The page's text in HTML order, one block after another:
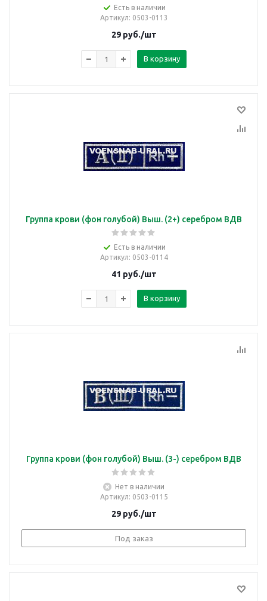
Есть в наличии
Артикул: 0503-0113
29руб./шт
В корзину
Группа крови (фон голубой) Выш. (2+) серебром ВДВ
Есть в наличии
Артикул: 0503-0114
41 руб./шт
В корзину
Группа крови (фон голубой) Выш. (3-) серебром ВДВ
Нет в наличии
Артикул: 0503-0115
29руб./шт
Под заказ